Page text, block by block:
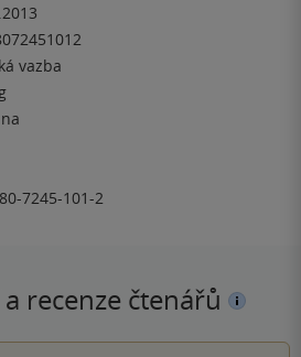
vazba
7245-101-2
recenze čtenářů